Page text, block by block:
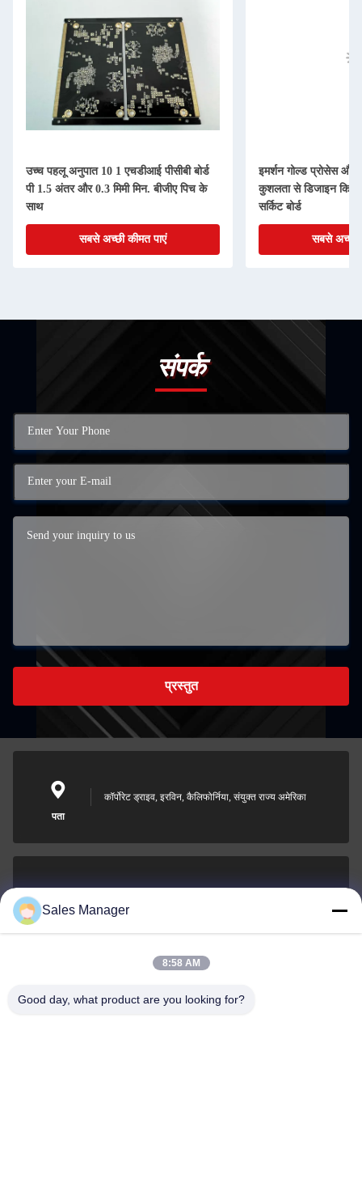
उच्च पहलू अनुपात 10 1 एचडीआई पीसीबी बोर्ड
पी 1.5 अंतर और 0.3 मिमी मिन. बीजीए पिच के
साथ
सबसे अच्छी कीमत पाएं
इमर्शन गोल्ड प्रोसेस और
कुशलता से डिजाइन किए
सर्किट बोर्ड
सबसे अच्छी
संपर्क
प्रस्तुत
पता
कॉर्पोरेट ड्राइव, इरविन, कैलिफोर्निया, संयुक्त राज्य अमेरिका
001-512-7443871
Sales Manager
8:58 AM
Good day, what product are you looking for?